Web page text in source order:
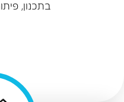
בתכנון,